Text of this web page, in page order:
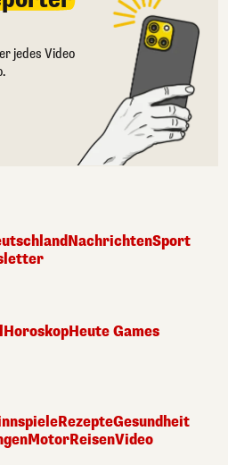
jedes Video
NachrichtenSport
HoroskopHeute Games
RezepteGesundheit
MotorReisenVideo